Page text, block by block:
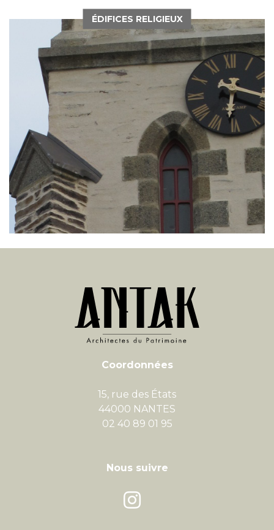
ÉDIFICES RELIGIEUX
Coordonnées
15, rue des États
44000 NANTES
02 40 89 01 95
Nous suivre